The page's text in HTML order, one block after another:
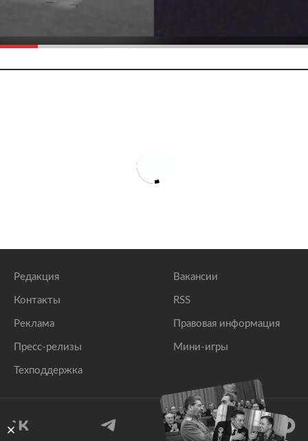
Редакция
Контакты
Реклама
Пресс-релизы
Техподдержка
Вакансии
RSS
Правовая информация
Мини-игры